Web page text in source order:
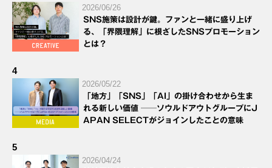
2026/06/26
SNS施策は設計が鍵。ファンと一緒に盛り上げ
る、「界隈理解」に根ざしたSNSプロモーション
とは？
4
2026/05/22
「地方」「SNS」「AI」の掛け合わせから生ま
れる新しい価値 ──ソウルドアウトグループにJ
APAN SELECTがジョインしたことの意味
5
2026/04/24